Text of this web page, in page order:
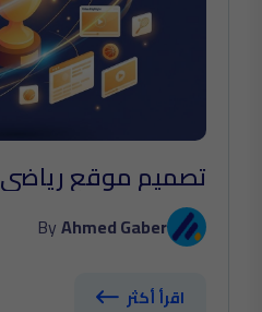
تصميم موقع رياضي
ByAhmed Gaber
اقرأ أكثر